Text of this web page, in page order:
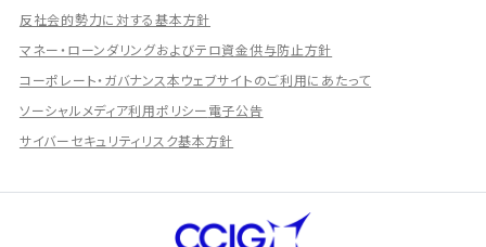
IRプレゼンテーション資料
シェアードリサーチ社による調査レポート
IRに関するよくあるご質問
IRに関するお問い合わせ
ディスクロージャーポリシー
反社会的勢力に対する基本方針
マネー・ローンダリングおよびテロ資金供与防止方針
コーポレート・ガバナンス本ウェブサイトのご利用にあたって
ソーシャルメディア利用ポリシー電子公告
サイバーセキュリティリスク基本方針